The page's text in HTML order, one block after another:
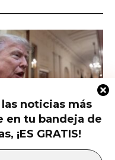
noticias más
en tu bandeja de
¡ES GRATIS!
saber del nuevo intento de
de limitar la ciudadanía...